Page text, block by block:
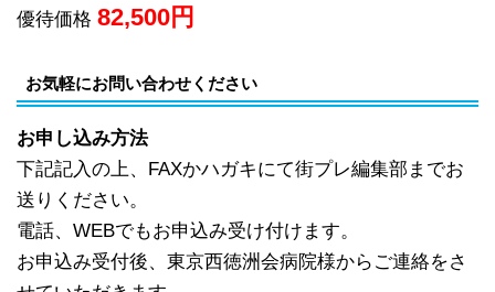
優待価格 82,500円
お気軽にお問い合わせください
お申し込み方法
下記記入の上、FAXかハガキにて街プレ編集部までお
送りください。
電話、WEBでもお申込み受け付けます。
お申込み受付後、東京西徳洲会病院様からご連絡をさ